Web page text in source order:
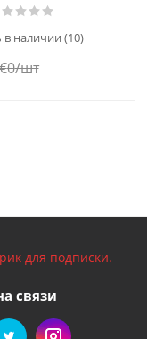
в наличии (10)
0/шт
для подписки.
связи